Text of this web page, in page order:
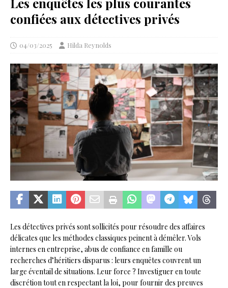
confiées aux détectives privés
04/03/2025 Hilda Reynolds
Les détectives privés sont sollicités pour résoudre des affaires
délicates que les méthodes classiques peinent à démêler. Vols
internes en entreprise, abus de confiance en famille ou
recherches d’héritiers disparus : leurs enquêtes couvrent un
large éventail de situations. Leur force ? Investiguer en toute
discrétion tout en respectant la loi, pour fournir des preuves